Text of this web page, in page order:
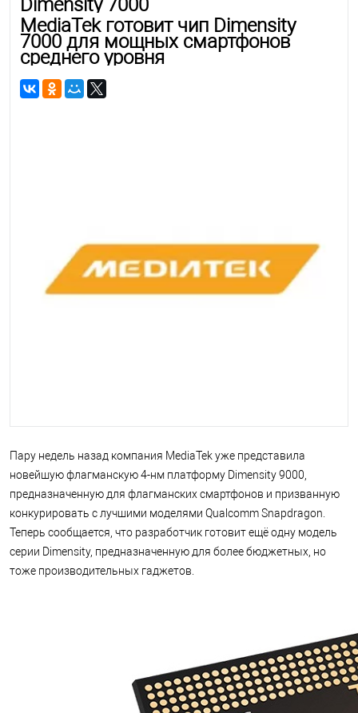
Dimensity 7000
MediaTek готовит чип Dimensity
7000 для мощных смартфонов
среднего уровня
Пару недель назад компания MediaTek уже представила
новейшую флагманскую 4-нм платформу Dimensity 9000,
предназначенную для флагманских смартфонов и призванную
конкурировать с лучшими моделями Qualcomm Snapdragon.
Теперь сообщается, что разработчик готовит ещё одну модель
серии Dimensity, предназначенную для более бюджетных, но
тоже производительных гаджетов.